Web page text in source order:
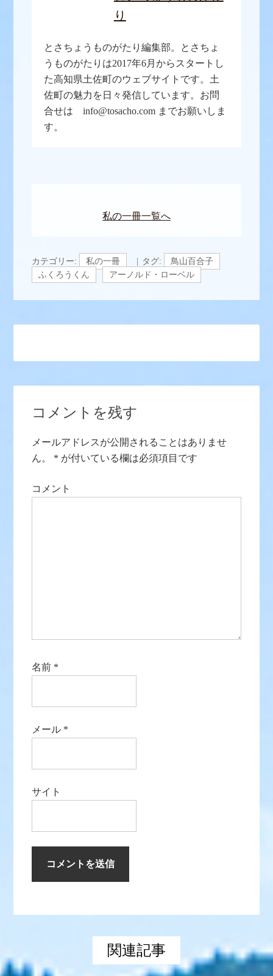
り
とさちょうものがたり編集部。とさちょ
うものがたりは2017年6月からスタートし
た高知県土佐町のウェブサイトです。土
佐町の魅力を日々発信しています。お問
合せは info@tosacho.com までお願いしま
す。
私の一冊一覧へ
カテゴリー: 私の一冊 タグ:
鳥山百合子
ふくろうくん
アーノルド・ローベル
コメントを残す
メールアドレスが公開されることはありませ
ん。
* が付いている欄は必須項目です
コメント
名前 *
メール *
サイト
関連記事